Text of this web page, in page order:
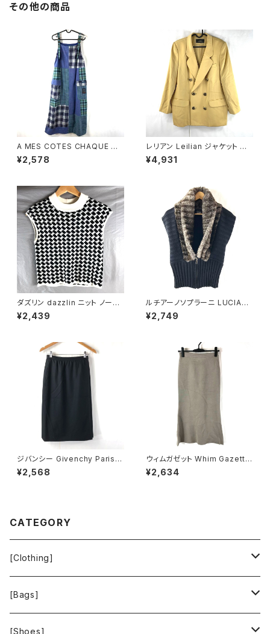
その他の商品
A MES COTES CHAQUE ジ
ャンパースカート チェック柄 ポ
ケット ブルー系 921472
¥2,578
レリアン Leilian ジャケット 肩
パッド 黄色 金色 13+サイズ 90
0590
¥4,931
ダズリン dazzlin ニット ノース
リーブ 千鳥柄 白 黒 Sサイズ 9
44173
¥2,439
ルチアーノソプラーニ LUCIAN
O SOPRANI ニット ベスト フロ
ントジップ ファー襟付き ブラッ
¥2,749
ジバンシー Givenchy Paris
スカート 巻きスカート 黒 38サ
イズ 900700
¥2,568
ウィムガゼット Whim Gazette
スカート ロング フレア 無地 レ
ーヨン ウエストゴム ベージュ系
¥2,634
CATEGORY
[Clothing]
Krochet Kids International
[Bags]
BAGGU
[Shoes]